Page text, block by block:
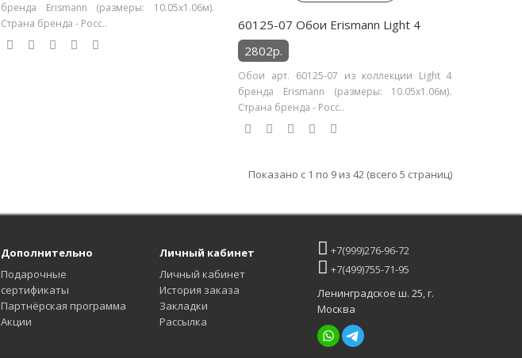
бренда Erismann (размеры: 10.05х1.06м).
Страна бренда - Росс..
60125-07 Обои Erismann Light 4
2802р.
Обои арт. 60125-07 из коллекции Light 4
бренда Erismann (размеры: 10.05х1.06м).
Страна бренда - Росс..
Показано с 1 по 9 из 42 (всего 5 страниц)
Дополнительно
Подарочные
сертификаты
Партнёрская программа
Акции
Личный кабинет
Личный кабинет
История заказа
Закладки
Рассылка
+7(999)276-96-72
+7(499)755-71-95
Ленинградское ш. 25, г.
Москва